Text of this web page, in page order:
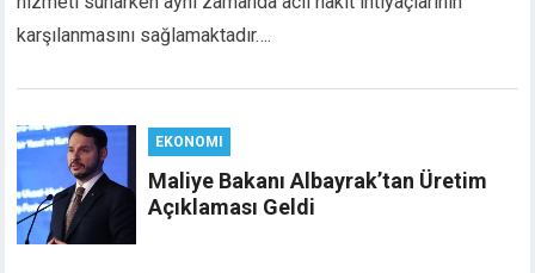
panel
satın al
panel
karşılanmasını sağlamaktadır….
EKONOMI
Maliye Bakanı Albayrak’tan Üretim
Açıklaması Geldi